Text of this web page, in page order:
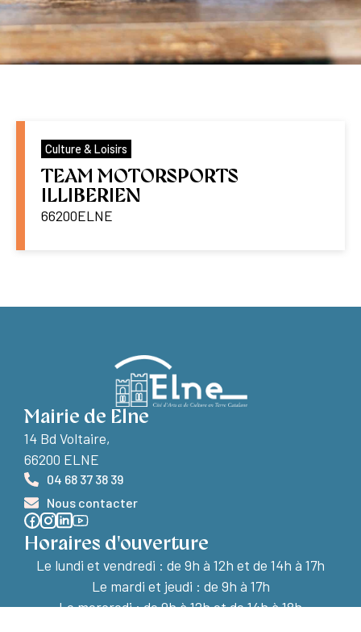
Culture & Loisirs
TEAM MOTORSPORTS
ILLIBERIEN
66200ELNE
Mairie de Elne
14 Bd Voltaire,
66200 ELNE
04 68 37 38 39
Nous contacter
Horaires d'ouverture
Le lundi et vendredi : de 9h à 12h et de 14h à 17h
Le mardi et jeudi : de 9h à 17h
Le mercredi : de 9h à 12h et de 14h à 18h